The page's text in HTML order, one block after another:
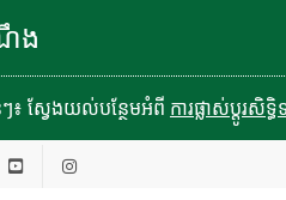
ង
៖ ស្វែងយល់បន្ថែមអំពី ការផ្លាស់ប្តូរសិ